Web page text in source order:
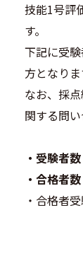
技能1号評
す。
下記に受
方となりま
なお、採
関する問
・受験者
・合格者
・合格者